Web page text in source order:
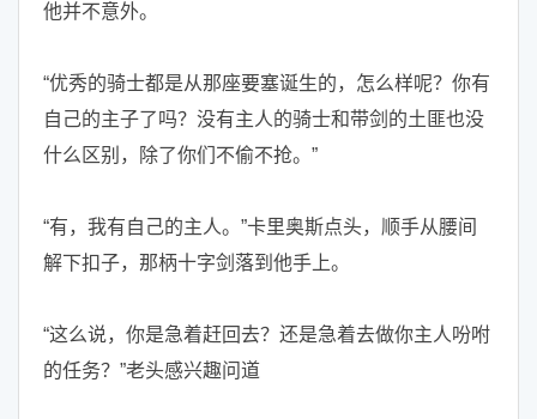
他并不意外。
“优秀的骑士都是从那座要塞诞生的，怎么样呢？你有
自己的主子了吗？没有主人的骑士和带剑的土匪也没
什么区别，除了你们不偷不抢。”
“有，我有自己的主人。”卡里奥斯点头，顺手从腰间
解下扣子，那柄十字剑落到他手上。
“这么说，你是急着赶回去？还是急着去做你主人吩咐
的任务？”老头感兴趣问道